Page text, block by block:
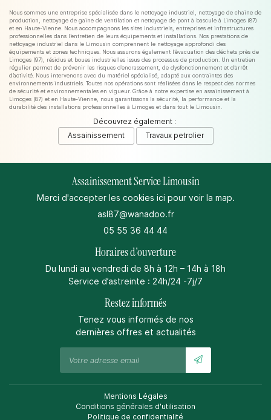
Nous sommes une entreprise spécialisée dans le nettoyage industriel, nettoyage de chaine de
production, nettoyage de gaine de ventilation et nettoyage de pont à bascule à Limoges (87)
et en Haute-Vienne. Nous accompagnons les sites industriels, entreprises et infrastructures
professionnelles dans l’entretien de leurs équipements et installations. Nos prestations de
nettoyage industriel dans le Limousin comprennent le nettoyage approfondi des
équipements et zones techniques. Nous assurons également l’évacuation des déchets près de
Limoges (97), résidus et boues industrielles issus des processus de production. Un entretien
régulier permet de prévenir les risques d’encrassement, de dysfonctionnement et d’arrêt
d’activité. Nous intervenons avec du matériel spécialisé, adapté aux contraintes des
environnements industriels. Toutes nos opérations sont réalisées dans le respect des normes
de sécurité et environnementales en vigueur. Grâce à notre expertise en assainissement à
Limoges (87) et en Haute-Vienne, nous garantissons la sécurité, la performance et la
durabilité des installations professionnelles à Limoges et dans tout le Limousin.
Découvrez également :
Assainissement
Travaux petrolier
Assainissement Service Limousin
Merci d'accepter les cookies ici pour voir la map.
05 55 36 44 44
Horaires d'ouverture
Du lundi au vendredi de 8h à 12h – 14h à 18h
Service d’astreinte : 24h/24 -7j/7
Restez informés
Tenez vous informés de nos
dernières offres et actualités
Mentions Légales
Conditions générales d'utilisation
Politique de confidentialité